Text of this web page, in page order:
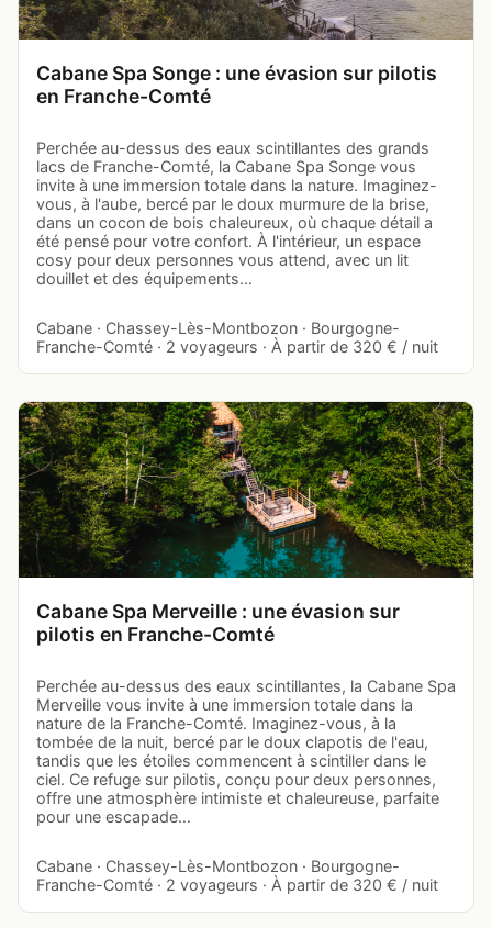
Cabane Spa Songe : une évasion sur pilotis
en Franche-Comté
Perchée au-dessus des eaux scintillantes des grands
lacs de Franche-Comté, la Cabane Spa Songe vous
invite à une immersion totale dans la nature. Imaginez-
vous, à l'aube, bercé par le doux murmure de la brise,
dans un cocon de bois chaleureux, où chaque détail a
été pensé pour votre confort. À l'intérieur, un espace
cosy pour deux personnes vous attend, avec un lit
douillet et des équipements…
Cabane · Chassey-Lès-Montbozon · Bourgogne-
Franche-Comté · 2 voyageurs · À partir de 320 € / nuit
Cabane Spa Merveille : une évasion sur
pilotis en Franche-Comté
Perchée au-dessus des eaux scintillantes, la Cabane Spa
Merveille vous invite à une immersion totale dans la
nature de la Franche-Comté. Imaginez-vous, à la
tombée de la nuit, bercé par le doux clapotis de l'eau,
tandis que les étoiles commencent à scintiller dans le
ciel. Ce refuge sur pilotis, conçu pour deux personnes,
offre une atmosphère intimiste et chaleureuse, parfaite
pour une escapade…
Cabane · Chassey-Lès-Montbozon · Bourgogne-
Franche-Comté · 2 voyageurs · À partir de 320 € / nuit